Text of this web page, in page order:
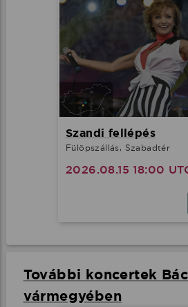
Szandi fellépés
Fülöpszállás, Szabadtér
2026.08.15 18:00
További koncertek
vármegyében